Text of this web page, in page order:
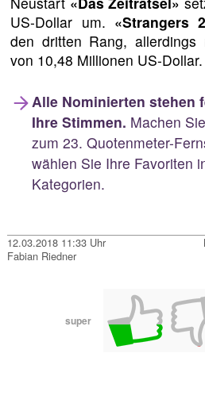
US-Dollar um. «Strangers
den dritten Rang, allerdings
von 10,48 Millionen US-Dollar.
Alle Nominierten stehen
Ihre Stimmen. Machen
zum 23. Quotenmeter-
wählen Sie Ihre Favoriten
Kategorien.
12.03.2018 11:33 Uhr
Fabian Riedner
super